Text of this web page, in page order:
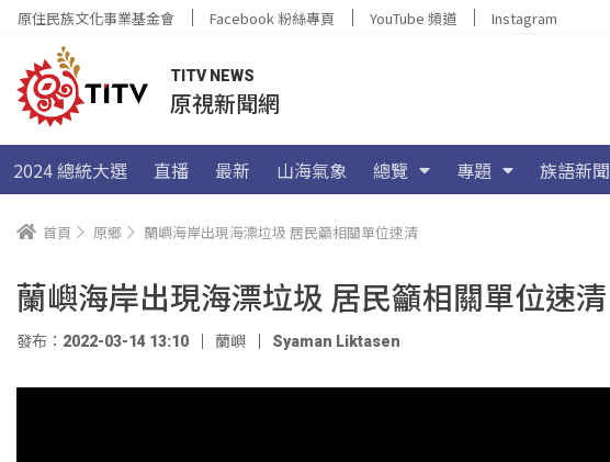
原住民族文化事業基金會 Facebook 粉絲專頁 YouTube 頻道 Instagram
TITV NEWS
原視新聞網
2024 總統大選 直播 最新 山海氣象 總覽 專題 族語新聞
首頁 原鄉 蘭嶼海岸出現海漂垃圾 居民籲相關單位速清
蘭嶼海岸出現海漂垃圾 居民籲相關單位速清
發布：2022-03-14 13:10 蘭嶼 Syaman Liktasen